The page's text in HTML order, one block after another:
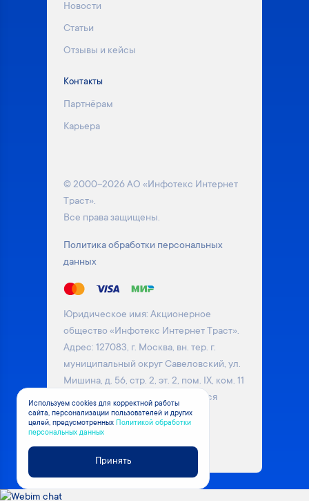
Новости
Статьи
Отзывы и кейсы
Контакты
Партнёрам
Карьера
© 2000–2026 АО «Инфотекс Интернет
Траст».
Все права защищены.
Политика обработки персональных
данных
Юридическое имя: Акционерное
общество «Инфотекс Интернет Траст».
Адрес: 127083, г. Москва, вн. тер. г.
муниципальный округ Савеловский, ул.
Мишина, д. 56, стр. 2, эт. 2, пом. IX, ком. 11
Информация на сайте не является
публичной офертой. Уточняйте
актуальные цены на товары у
менеджера компании
Используем cookies для корректной работы
сайта, персонализации пользователей и других
целей, предусмотренных Политикой обработки
персональных данных
Принять